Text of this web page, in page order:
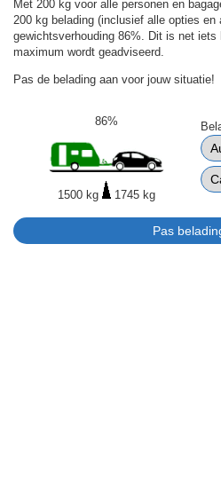
Met 200 kg voor alle personen en
200 kg belading (inclusief alle opties en
gewichtsverhouding 86%. Dit is net iets
maximum wordt geadviseerd.
Pas de belading aan voor jouw situatie!
86%
1500 kg 1745 kg